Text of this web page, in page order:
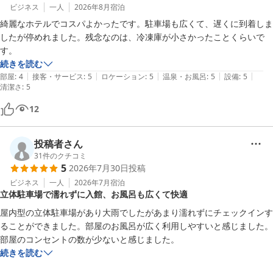
ビジネス 一人 2026年8月宿泊
綺麗なホテルでコスパよかったです。駐車場も広くて、遅くに到着しま
したが停めれました。残念なのは、冷凍庫が小さかったことくらいで
す。
続きを読む
部屋: 4 | 接客・サービス: 5 | ロケーション: 5 | 温泉・お風呂: 5 | 設備: 5 |
清潔さ: 5
12
投稿者さん
31件のクチコミ
5 2026年7月30日投稿
ビジネス 一人 2026年7月宿泊
立体駐車場で濡れずに入館、お風呂も広くて快適
屋内型の立体駐車場があり大雨でしたがあまり濡れずにチェックインす
ることができました。部屋のお風呂が広く利用しやすいと感じました。
部屋のコンセントの数が少ないと感じました。
続きを読む